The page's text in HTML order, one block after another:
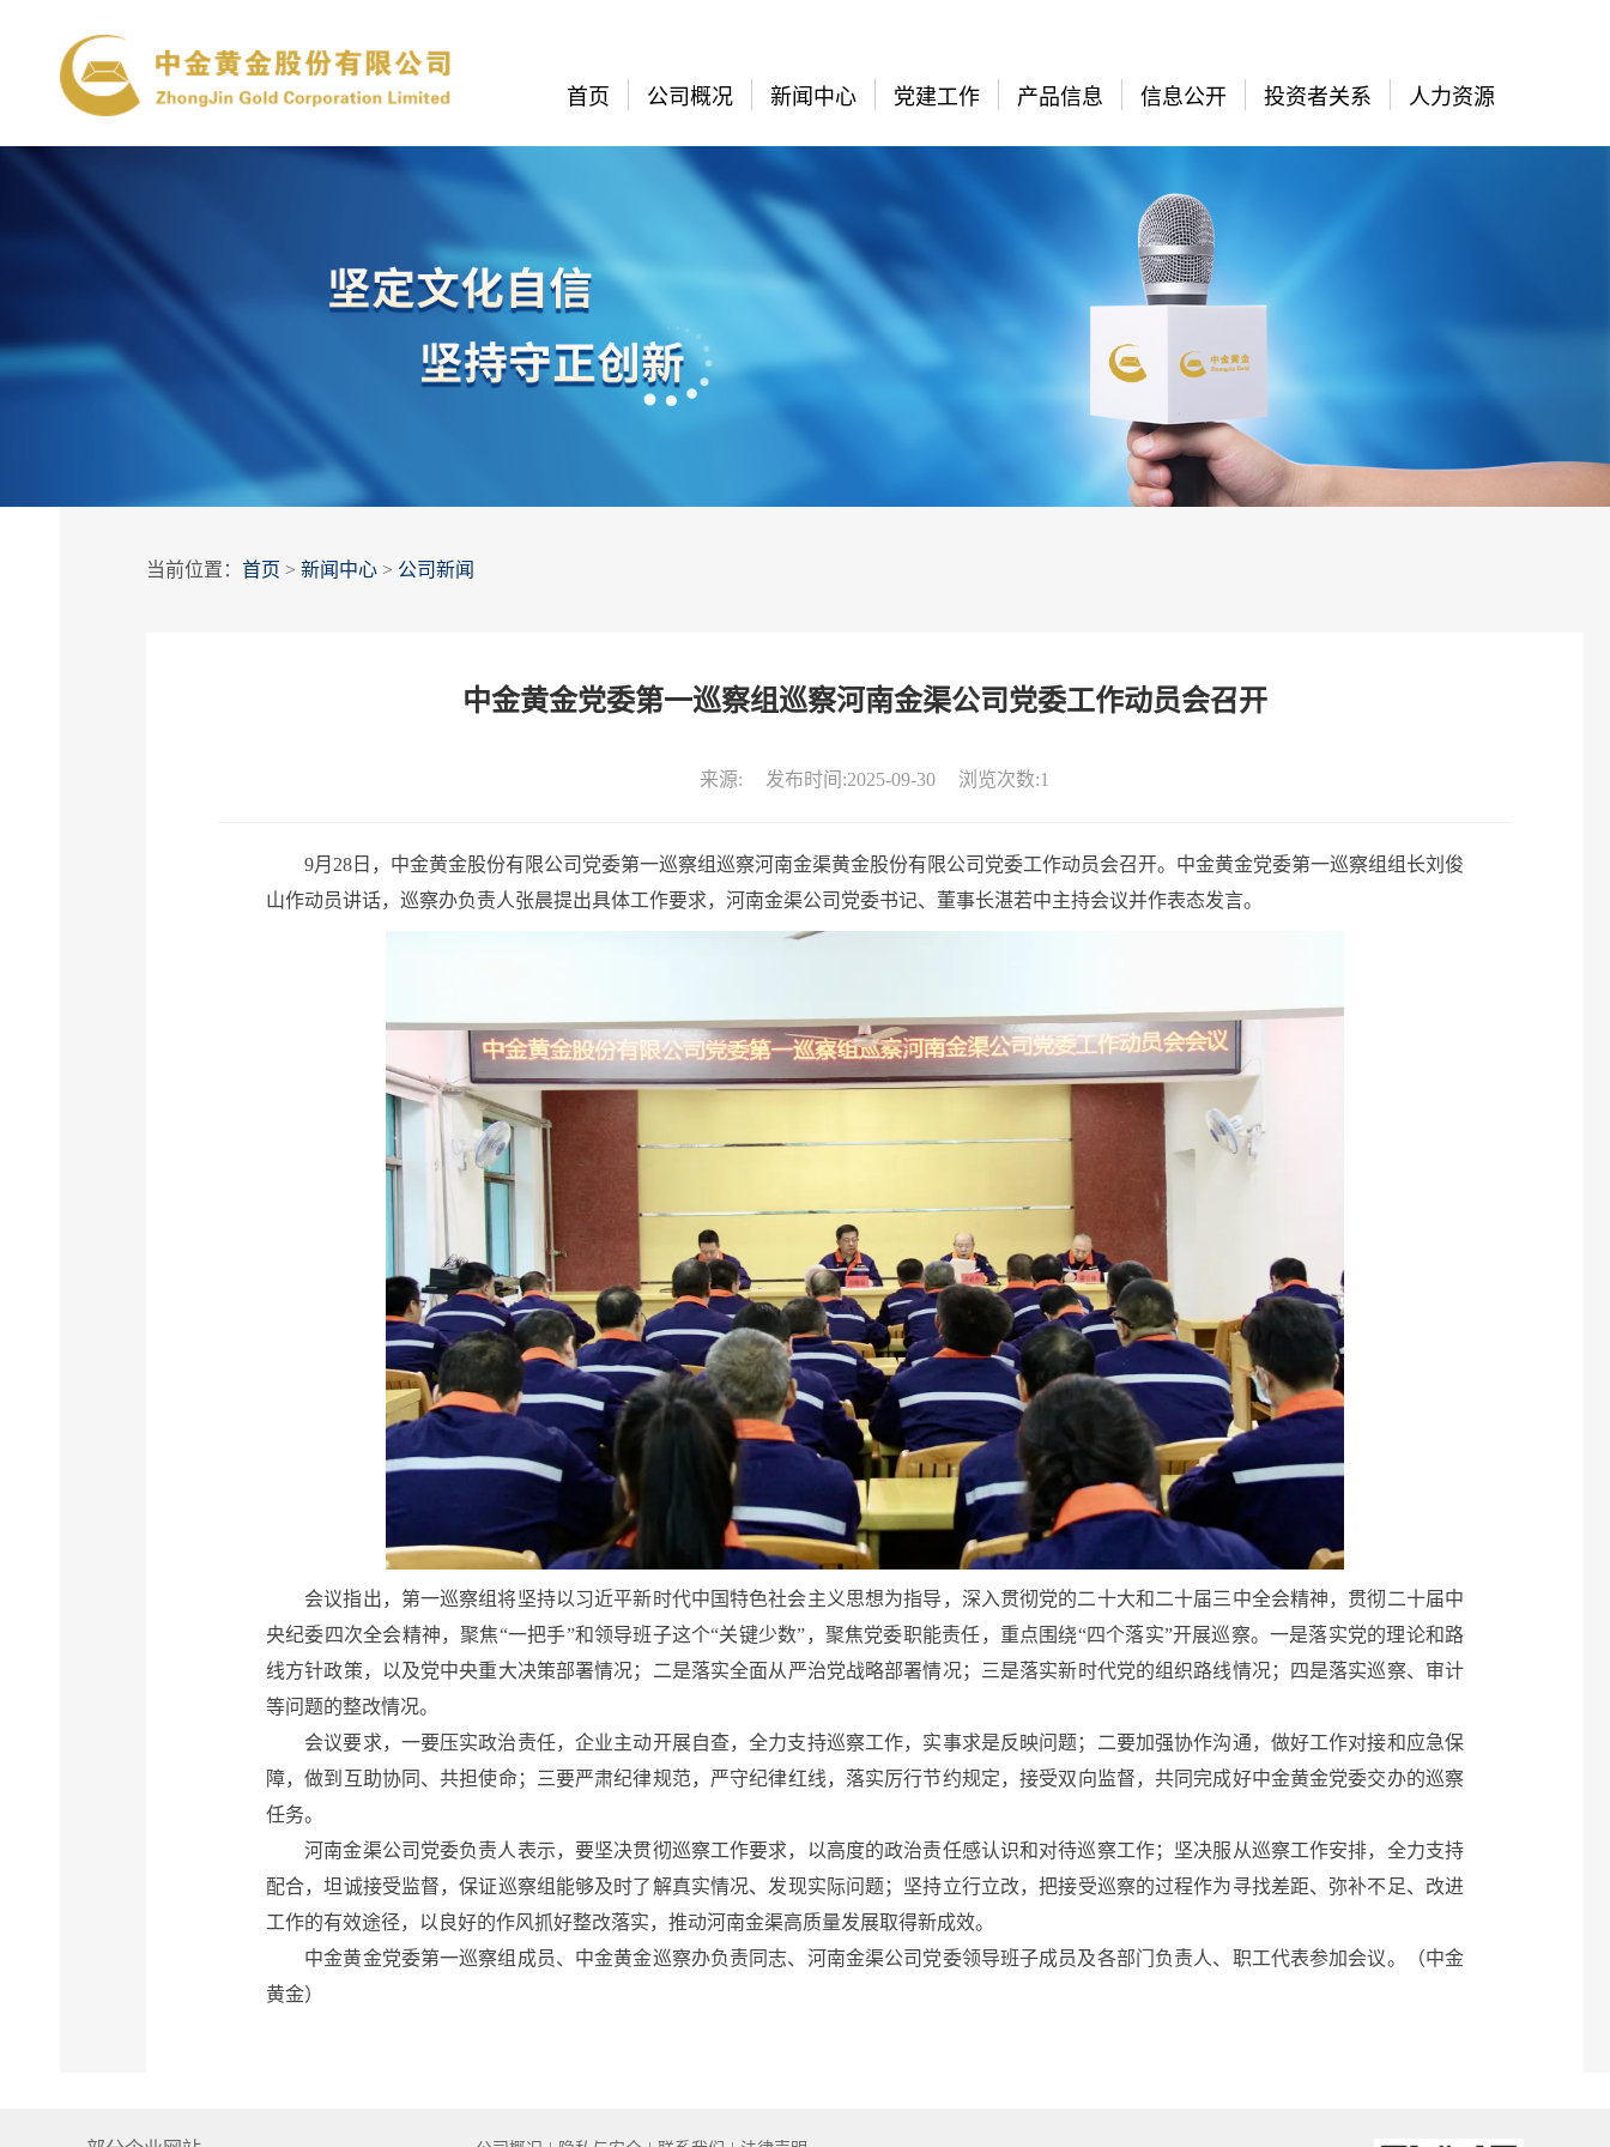
首页 公司概况 新闻中心 党建工作 产品信息 信息公开 投资者关系 人力资源
当前位置： 首页 > 新闻中心 > 公司新闻
中金黄金党委第一巡察组巡察河南金渠公司党委工作动员会召开
来源: 发布时间:2025-09-30 浏览次数:1
9月28日，中金黄金股份有限公司党委第一巡察组巡察河南金渠黄金股份有限公司党委工作动员会召开。中金黄金党委第一巡察组组长刘俊
山作动员讲话，巡察办负责人张晨提出具体工作要求，河南金渠公司党委书记、董事长湛若中主持会议并作表态发言。
会议指出，第一巡察组将坚持以习近平新时代中国特色社会主义思想为指导，深入贯彻党的二十大和二十届三中全会精神，贯彻二十届中
央纪委四次全会精神，聚焦“一把手”和领导班子这个“关键少数”，聚焦党委职能责任，重点围绕“四个落实”开展巡察。一是落实党的理论和路
线方针政策，以及党中央重大决策部署情况；二是落实全面从严治党战略部署情况；三是落实新时代党的组织路线情况；四是落实巡察、审计
等问题的整改情况。
会议要求，一要压实政治责任，企业主动开展自查，全力支持巡察工作，实事求是反映问题；二要加强协作沟通，做好工作对接和应急保
障，做到互助协同、共担使命；三要严肃纪律规范，严守纪律红线，落实厉行节约规定，接受双向监督，共同完成好中金黄金党委交办的巡察
任务。
河南金渠公司党委负责人表示，要坚决贯彻巡察工作要求，以高度的政治责任感认识和对待巡察工作；坚决服从巡察工作安排，全力支持
配合，坦诚接受监督，保证巡察组能够及时了解真实情况、发现实际问题；坚持立行立改，把接受巡察的过程作为寻找差距、弥补不足、改进
工作的有效途径，以良好的作风抓好整改落实，推动河南金渠高质量发展取得新成效。
中金黄金党委第一巡察组成员、中金黄金巡察办负责同志、河南金渠公司党委领导班子成员及各部门负责人、职工代表参加会议。（中金
黄金）